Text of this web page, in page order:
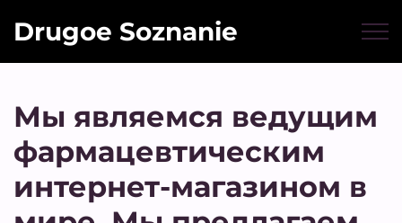
Drugoe Soznanie
Мы являемся ведущим
фармацевтическим
интернет-магазином в